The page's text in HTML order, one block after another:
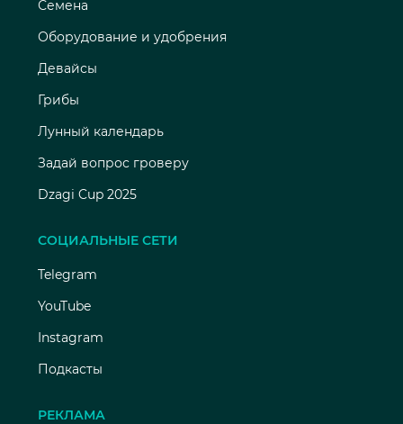
Семена
Оборудование и удобрения
Девайсы
Грибы
Лунный календарь
Задай вопрос гроверу
Dzagi Cup 2025
СОЦИАЛЬНЫЕ СЕТИ
Telegram
YouTube
Instagram
Подкасты
РЕКЛАМА